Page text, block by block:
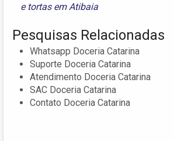
e tortas em Atibaia
Pesquisas Relacionadas
Whatsapp Doceria Catarina
Suporte Doceria Catarina
Atendimento Doceria Catarina
SAC Doceria Catarina
Contato Doceria Catarina